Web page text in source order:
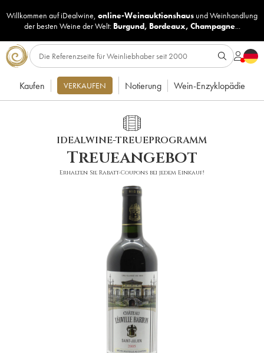
Willkommen auf iDealwine, online-Weinauktionshaus undWeinhandlung
der besten Weine der Welt: Burgund, Bordeaux, Champagne...
Kaufen VERKAUFEN Notierung Wein-Enzyklopädie
IDEALWINE-TREUEPROGRAMM
Treueangebot
Erhalten Sie Rabatt-Coupons bei jedem Einkauf!